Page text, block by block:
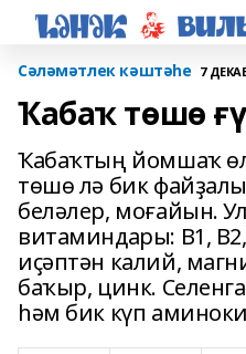
Сәләмәтлек кәштәһе 7
Ҡабаҡ төшө
Ҡабаҡтың йомшаҡ
төшө лә бик
беләлер, моғайын.
витаминдары: В1,
иҫәптән калий,
баҡыр, цинк.
һәм бик күп